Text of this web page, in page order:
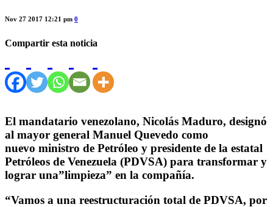
Nov 27 2017 12:21 pm 0
Compartir esta noticia
El mandatario venezolano, Nicolás Maduro, designó
al mayor general Manuel Quevedo como
nuevo ministro de Petróleo y presidente de la estatal
Petróleos de Venezuela (PDVSA) para transformar y
lograr una”limpieza” en la compañía.
“Vamos a una reestructuración total de PDVSA, por